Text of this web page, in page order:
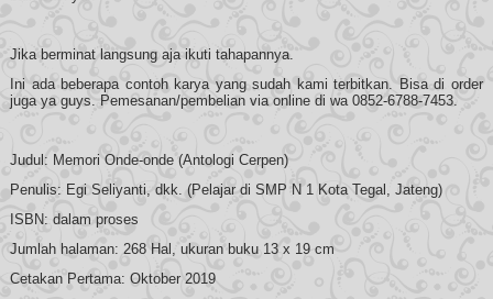
Jika berminat langsung aja ikuti tahapannya.
Ini ada beberapa contoh karya yang sudah kami terbitkan. Bisa di order
juga ya guys. Pemesanan/pembelian via online di wa 0852-6788-7453.
Judul: Memori Onde-onde (Antologi Cerpen)
Penulis: Egi Seliyanti, dkk. (Pelajar di SMP N 1 Kota Tegal, Jateng)
ISBN: dalam proses
Jumlah halaman: 268 Hal, ukuran buku 13 x 19 cm
Cetakan Pertama: Oktober 2019